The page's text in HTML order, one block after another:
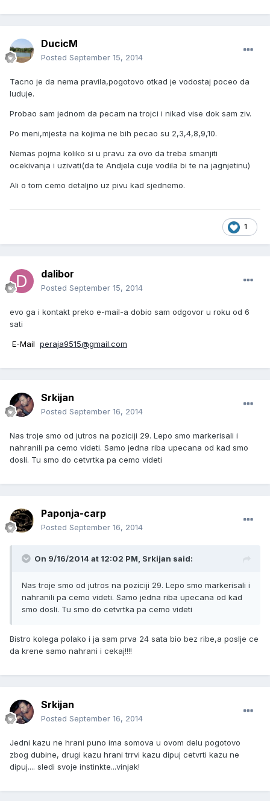
DucicM
Posted September 15, 2014
Tacno je da nema pravila,pogotovo otkad je vodostaj poceo da
luduje.
Probao sam jednom da pecam na trojci i nikad vise dok sam ziv.
Po meni,mjesta na kojima ne bih pecao su 2,3,4,8,9,10.
Nemas pojma koliko si u pravu za ovo da treba smanjiti
ocekivanja i uzivati(da te Andjela cuje vodila bi te na jagnjetinu)
Ali o tom cemo detaljno uz pivu kad sjednemo.
1
dalibor
Posted September 15, 2014
evo ga i kontakt preko e-mail-a dobio sam odgovor u roku od 6
sati
E-Mail peraja9515@gmail.com
Srkijan
Posted September 16, 2014
Nas troje smo od jutros na poziciji 29. Lepo smo markerisali i
nahranili pa cemo videti. Samo jedna riba upecana od kad smo
dosli. Tu smo do cetvrtka pa cemo videti
Paponja-carp
Posted September 16, 2014
On 9/16/2014 at 12:02 PM, Srkijan said:
Nas troje smo od jutros na poziciji 29. Lepo smo markerisali i
nahranili pa cemo videti. Samo jedna riba upecana od kad
smo dosli. Tu smo do cetvrtka pa cemo videti
Bistro kolega polako i ja sam prva 24 sata bio bez ribe,a poslje ce
da krene samo nahrani i cekaj!!!!
Srkijan
Posted September 16, 2014
Jedni kazu ne hrani puno ima somova u ovom delu pogotovo
zbog dubine, drugi kazu hrani trrvi kazu dipuj cetvrti kazu ne
dipuj.... sledi svoje instinkte...vinjak!